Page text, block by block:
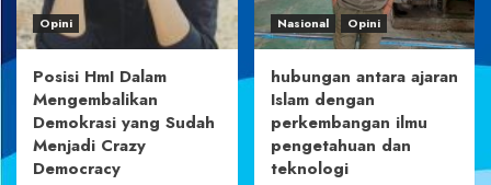
Opini
Posisi HmI Dalam
Mengembalikan
Demokrasi yang Sudah
Menjadi Crazy
Democracy
Nasional Opini
hubungan antara ajaran
Islam dengan
perkembangan ilmu
pengetahuan dan
teknologi